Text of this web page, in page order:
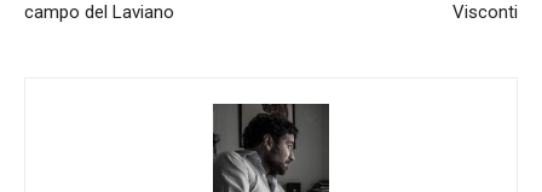
campo del Laviano
Visconti